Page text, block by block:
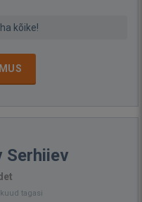
kõike!
Serhiiev
tagasi